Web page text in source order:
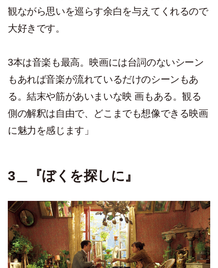
観ながら思いを巡らす余白を与えてくれるので
大好きです。
3本は音楽も最高。映画には台詞のないシーン
もあれば音楽が流れているだけのシーンもあ
る。結末や筋があいまいな映 画もある。観る
側の解釈は自由で、どこまでも想像できる映画
に魅力を感じます」
3＿『ぼくを探しに』